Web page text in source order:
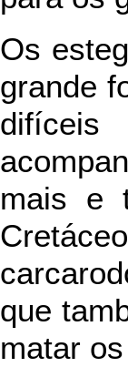
Os
grande
difíceis
mais e
que
matar